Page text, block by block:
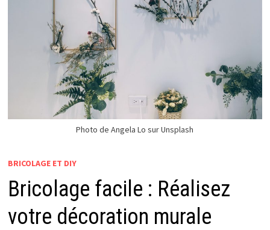
Photo de Angela Lo sur Unsplash
BRICOLAGE ET DIY
Bricolage facile : Réalisez
votre décoration murale